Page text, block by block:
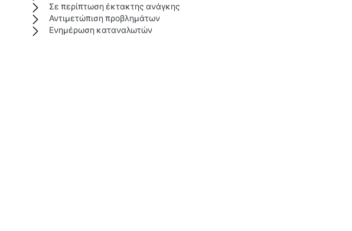
Σε περίπτωση έκτακτης ανάγκης
Αντιμετώπιση προβλημάτων
Ενημέρωση καταναλωτών